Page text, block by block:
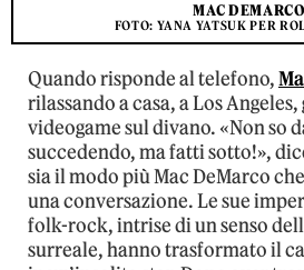
MAC DEMARCO
FOTO: YANA YATSUK PER
Quando risponde al telefono,
rilassando a casa, a Los
videogame sul divano. «Non so
succedendo, ma fatti sotto!»,
sia il modo più Mac DeMarco
una conversazione. Le sue
folk-rock, intrise di un senso
surreale, hanno trasformato il